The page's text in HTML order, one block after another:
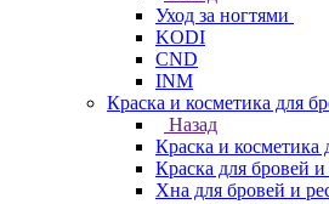
Уход за ногтями
KODI
CND
INM
Краска и косметика для
Назад
Краска и косметика
Краска для бровей
Хна для бровей и